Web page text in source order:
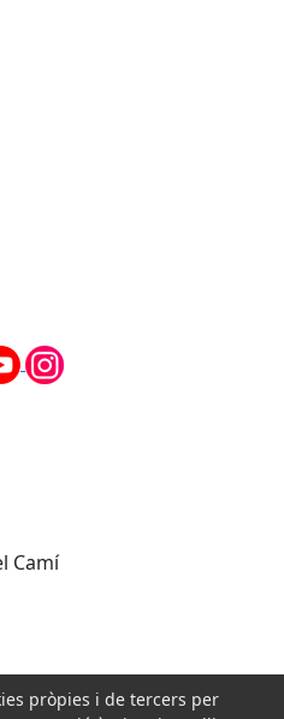
Camí
pròpies i de tercers per